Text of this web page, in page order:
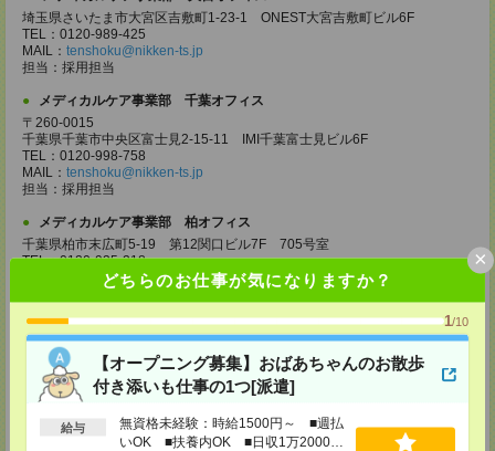
どちらのお仕事が気になりますか？
1/10
【オープニング募集】おばあちゃんのお散歩
付き添いも仕事の1つ[派遣]
給与
無資格未経験：時給1500円～ ■週払
いOK ■扶養内OK ■日収1万2000円
×
埼玉県さいたま市大宮区吉敷町1-23-1 ONEST大宮吉敷町ビル6F
TEL：0120-989-425
MAIL： tenshoku@nikken-ts.jp
担当：採用担当
メディカルケア事業部 千葉オフィス
〒260-0015
千葉県千葉市中央区富士見2-15-11 IMI千葉富士見ビル6F
TEL：0120-998-758
MAIL： tenshoku@nikken-ts.jp
担当：採用担当
メディカルケア事業部 柏オフィス
千葉県柏市末広町5-19 第12関口ビル7F 705号室
TEL：0120-935-218
tenshoku@nikken-ts.jp
メディカルケア事業部 新宿オフィス
東京都新宿区新宿2-3-10 新宿御苑ビル6階
TEL：0120-457-235
MAIL：tenshoku@nikken-ts.jp
担当：採用担当
メディカルケア事業部 立川事業所